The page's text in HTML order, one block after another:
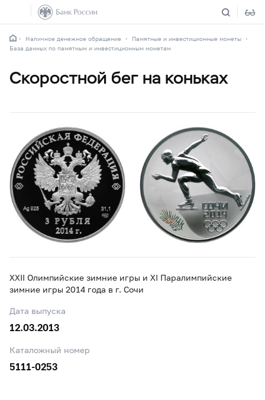
Наличное денежное обращение
Памятные и инвестиционные монеты
База данных по памятным и инвестиционным монетам
Скоростной бег на коньках
XXII Олимпийские зимние игры и XI Паралимпийские
зимние игры 2014 года в г. Сочи
Дата выпуска
12.03.2013
Каталожный номер
5111-0253